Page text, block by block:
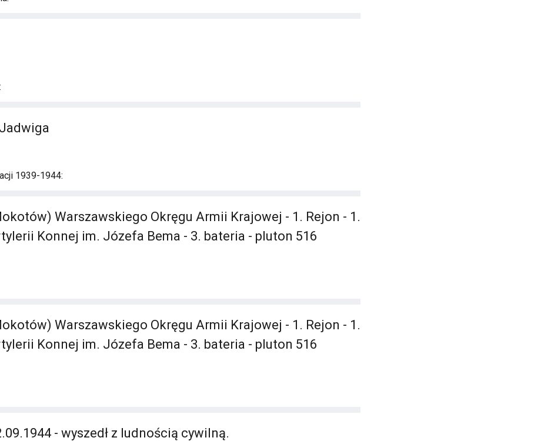
1939-1944:
Warszawskiego Okręgu Armii Krajowej - 1. Rejon - 1.
Konnej im. Józefa Bema - 3. bateria - pluton 516
Warszawskiego Okręgu Armii Krajowej - 1. Rejon - 1.
Konnej im. Józefa Bema - 3. bateria - pluton 516
- wyszedł z ludnością cywilną.